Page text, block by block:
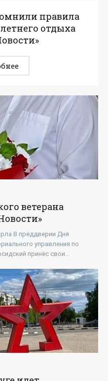
правила
отдыха
ветерана
В преддверии Дня
управления по
принёс свои